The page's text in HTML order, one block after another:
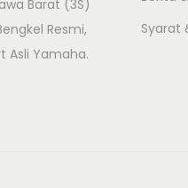
Barat (3S)
Resmi,
Asli Yamaha.
Syarat